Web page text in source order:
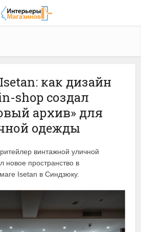
как дизайн
shop создал
архив» для
одежды
винтажной уличной
новое пространство в
Isetan в Синдзюку.